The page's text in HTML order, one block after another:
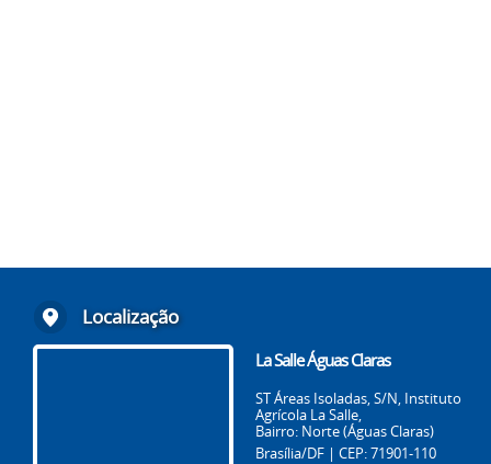
Localização
La Salle Águas Claras
ST Áreas Isoladas, S/N, Instituto
Agrícola La Salle,
Bairro: Norte (Águas Claras)
Brasília/DF | CEP: 71901-110